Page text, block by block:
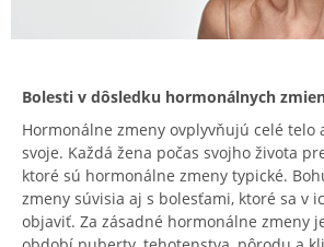
Bolesti v dôsledku hormonálnych
Hormonálne zmeny ovplyvňujú celé telo
svoje. Každá žena počas svojho života
ktoré sú hormonálne zmeny typické.
zmeny súvisia aj s bolesťami, ktoré sa v
objaviť. Za zásadné hormonálne zmeny